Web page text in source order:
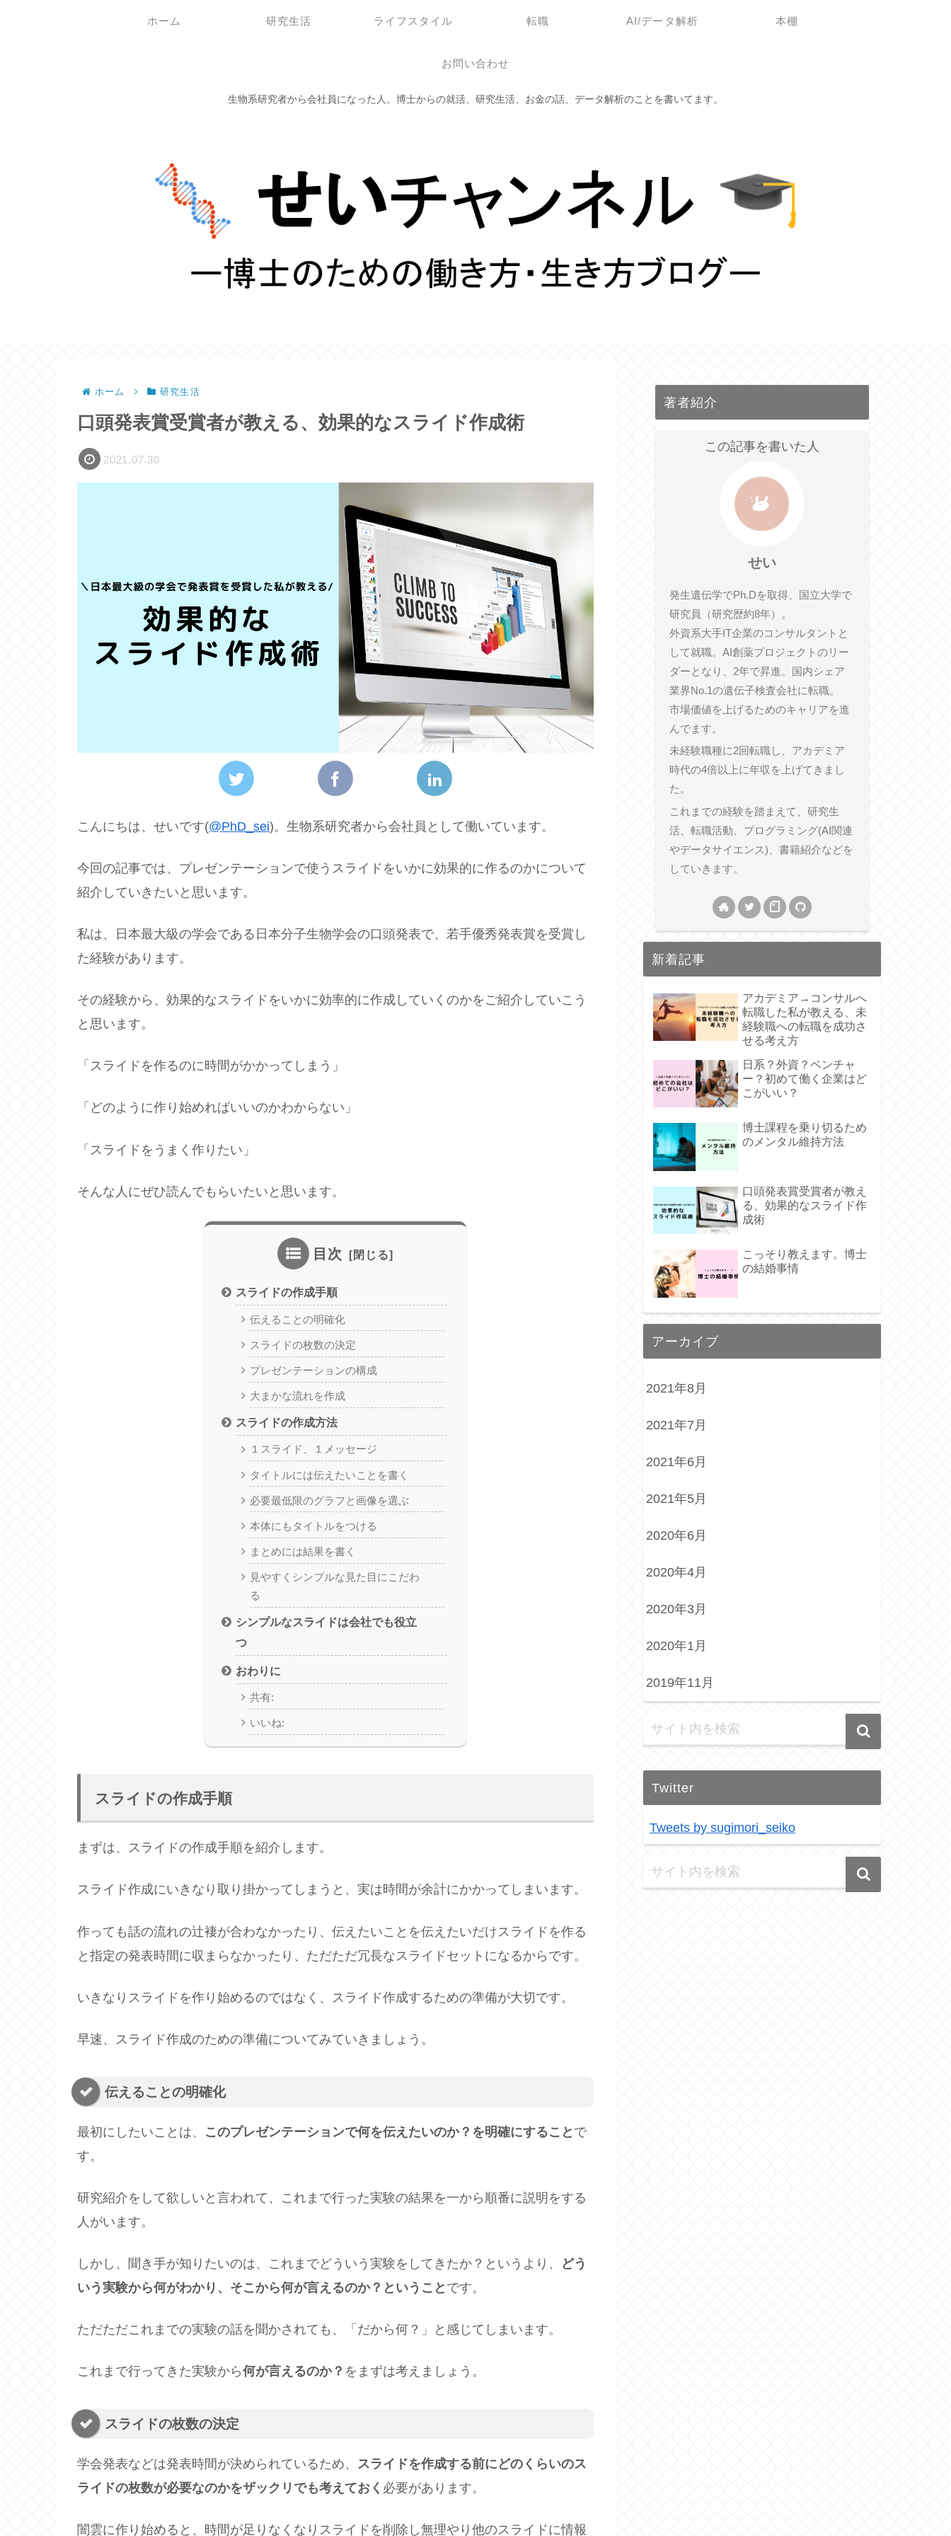
生物系研究者から会社員になった人。博士からの就活、研究生活、お金の話、データ解析のことを書いてます。
ホーム 研究生活 ライフスタイル 転職 AI/データ解析 本棚
お問い合わせ
ホーム 研究生活
口頭発表賞受賞者が教える、効果的なスライド作成術
2021.07.30
こんにちは、せいです(@PhD_sei)。生物系研究者から会社員として働いています。
今回の記事では、プレゼンテーションで使うスライドをいかに効果的に作るのかについて
紹介していきたいと思います。
私は、日本最大級の学会である日本分子生物学会の口頭発表で、若手優秀発表賞を受賞し
た経験があります。
その経験から、効果的なスライドをいかに効率的に作成していくのかをご紹介していこう
と思います。
「スライドを作るのに時間がかかってしまう」
「どのように作り始めればいいのかわからない」
「スライドをうまく作りたい」
そんな人にぜひ読んでもらいたいと思います。
目次
スライドの作成手順
伝えることの明確化
スライドの枚数の決定
プレゼンテーションの構成
大まかな流れを作成
スライドの作成方法
１スライド、１メッセージ
タイトルには伝えたいことを書く
必要最低限のグラフと画像を選ぶ
本体にもタイトルをつける
まとめには結果を書く
見やすくシンプルな見た目にこだわ
る
シンプルなスライドは会社でも役立
つ
おわりに
共有:
いいね:
スライドの作成手順
まずは、スライドの作成手順を紹介します。
スライド作成にいきなり取り掛かってしまうと、実は時間が余計にかかってしまいます。
作っても話の流れの辻褄が合わなかったり、伝えたいことを伝えたいだけスライドを作る
と指定の発表時間に収まらなかったり、ただただ冗長なスライドセットになるからです。
いきなりスライドを作り始めるのではなく、スライド作成するための準備が大切です。
早速、スライド作成のための準備についてみていきましょう。
伝えることの明確化
最初にしたいことは、 このプレゼンテーションで何を伝えたいのか？を明確にすること で
す。
研究紹介をして欲しいと言われて、これまで行った実験の結果を一から順番に説明をする
人がいます。
しかし、聞き手が知りたいのは、これまでどういう実験をしてきたか？というより、
どう
いう実験から何がわかり、そこから何が言えるのか？ということ です。
ただただこれまでの実験の話を聞かされても、「だから何？」と感じてしまいます。
これまで行ってきた実験から何が言えるのか？ をまずは考えましょう。
スライドの枚数の決定
学会発表などは発表時間が決められているため、 スライドを作成する前にどのくらいのス
ライドの枚数が必要なのかをザックリでも考えておく 必要があります。
闇雲に作り始めると、時間が足りなくなりスライドを削除し無理やり他のスライドに情報
著者紹介
この記事を書いた人
せい
発生遺伝学でPh.Dを取得、国立大学で
研究員（研究歴約8年）。
外資系大手IT企業のコンサルタントと
して就職。AI創薬プロジェクトのリー
ダーとなり、2年で昇進。国内シェア
業界No.1の遺伝子検査会社に転職。
市場価値を上げるためのキャリアを進
んでます。
未経験職種に2回転職し、アカデミア
時代の4倍以上に年収を上げてきまし
た。
これまでの経験を踏まえて、研究生
活、転職活動、プログラミング(AI関連
やデータサイエンス)、書籍紹介などを
していきます。
新着記事
アカデミア→コンサルへ
転職した私が教える、未
経験職への転職を成功さ
せる考え方
日系？外資？ベンチャ
ー？初めて働く企業はど
こがいい？
博士課程を乗り切るため
のメンタル維持方法
口頭発表賞受賞者が教え
る、効果的なスライド作
成術
こっそり教えます。博士
の結婚事情
アーカイブ
2021年8月
2021年7月
2021年6月
2021年5月
2020年6月
2020年4月
2020年3月
2020年1月
2019年11月
Twitter
Tweets by sugimori_seiko